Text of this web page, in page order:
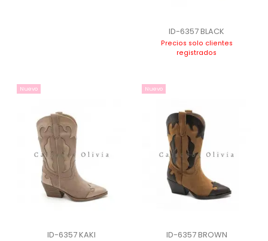
ID-6357 BLACK
Precios solo clientes
registrados
Nuevo
ID-6357 KAKI
Nuevo
ID-6357 BROWN